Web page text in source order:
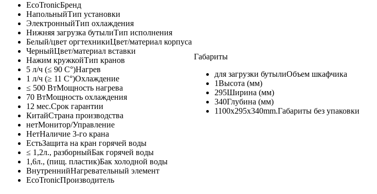
EcoTronicБренд
НапольныйТип установки
ЭлектронныйТип охлаждения
Нижняя загрузка бутылиТип исполнения
Белый/цвет оргтехникиЦвет/материал корпуса
ЧерныйЦвет/материал вставки
Нажим кружкойТип кранов
5 л/ч (≤ 90 C°)Нагрев
1 л/ч (≥ 11 C°)Охлаждение
≤ 500 ВтМощность нагрева
70 ВтМощность охлаждения
12 мес.Срок гарантии
КитайСтрана производства
нетМонитор/Управление
НетНаличие 3-го крана
ЕстьЗащита на кран горячей воды
≤ 1,2л., разборныйБак горячей воды
1,6л., (пищ. пластик)Бак холодной воды
ВнутреннийНагревательный элемент
EcoTronicПроизводитель
Габариты
для загрузки бутылиОбъем шкафчика
1Высота (мм)
295Ширина (мм)
340Глубина (мм)
1100х295х340mm.Габариты без упаковки